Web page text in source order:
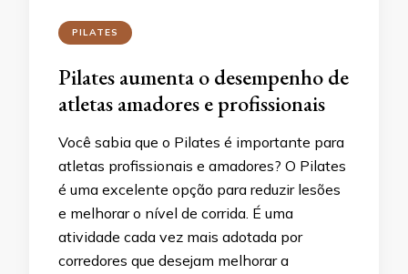
PILATES
Pilates aumenta o desempenho de
atletas amadores e profissionais
Você sabia que o Pilates é importante para
atletas profissionais e amadores? O Pilates
é uma excelente opção para reduzir lesões
e melhorar o nível de corrida. É uma
atividade cada vez mais adotada por
corredores que desejam melhorar a